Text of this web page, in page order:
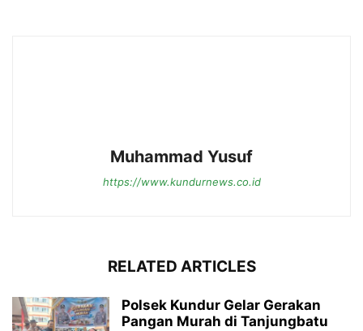
Muhammad Yusuf
https://www.kundurnews.co.id
RELATED ARTICLES
Polsek Kundur Gelar Gerakan
Pangan Murah di Tanjungbatu